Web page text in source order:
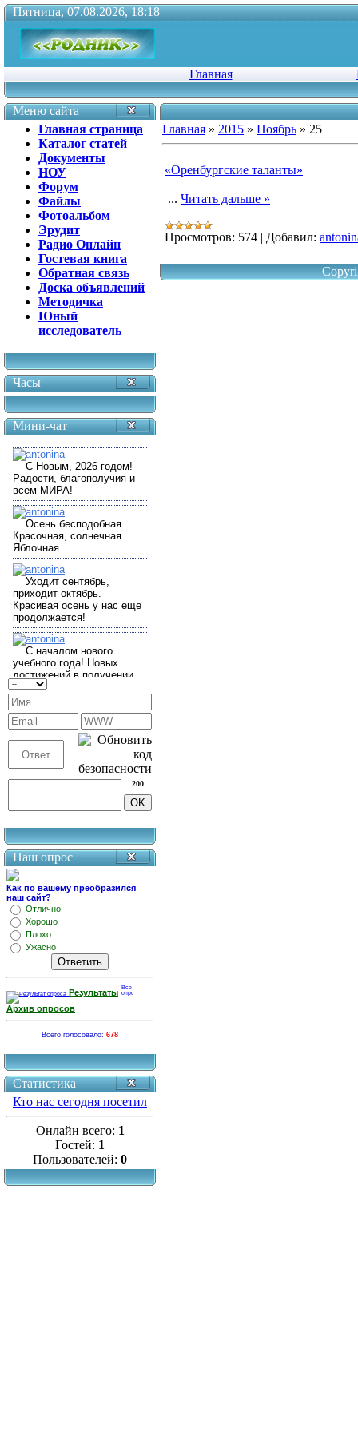
Пятница, 07.08.2026, 18:18
Главная
Меню сайта
Главная страница
Каталог статей
Документы
НОУ
Форум
Файлы
Фотоальбом
Эрудит
Радио Онлайн
Гостевая книга
Обратная связь
Доска объявлений
Методичка
Юный
исследователь
Часы
Мини-чат
200
Наш опрос
Как по вашему преобразился
наш сайт?
Отлично
Хорошо
Плохо
Ужасно
Результаты
Архив опросов
Всего голосовало: 678
Статистика
Кто нас сегодня посетил
Онлайн всего: 1
Гостей: 1
Пользователей: 0
Главная » 2015 » Ноябрь » 25
«Оренбургские таланты»
... Читать дальше »
Просмотров: 574 | Добавил: